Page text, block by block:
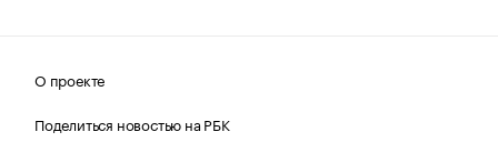
О проекте
Поделиться новостью на РБК